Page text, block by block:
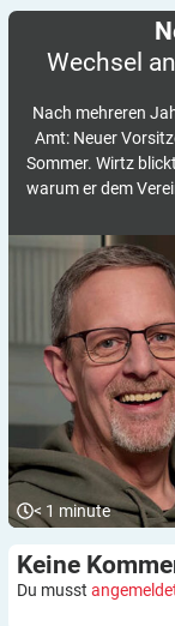
Wechsel an
Wechsel
Nach mehreren
Amt: Neuer
Sommer. Wirtz
warum er dem
< 1 minute
Keine
Du musst